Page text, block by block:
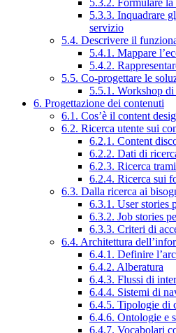
5.3.3. Inquadrare
servizio
5.4. Descrivere il
5.4.1. Mappare
5.4.2.
5.5. Co-progettare le
5.5.1. Workshop
6. Progettazione dei contenuti
6.1. Cos’è il content
6.2. Ricerca utente sui
6.2.1. Content
6.2.2. Dati di
6.2.3. Ricerca
6.2.4. Ricerca sui
6.3. Dalla ricerca ai
6.3.1. User stories
6.3.2. Job stories
6.3.3. Criteri di
6.4. Architettura
6.4.1. Definire
6.4.2. Alberatura
6.4.3. Flussi di
6.4.4. Sistemi di
6.4.5. Tipologie di
6.4.6. Ontologie e
6.4.7. Vocabolari